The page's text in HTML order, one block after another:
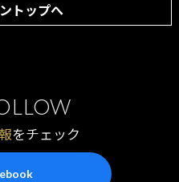
トップへ
をチェック